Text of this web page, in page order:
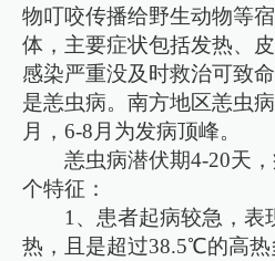
物叮咬传播给野生动物等
体，主要症状包括发热、
感染严重没及时救治可致
是恙虫病。南方地区恙虫
月，6-8月为发病顶峰。
恙虫病潜伏期4-20天
个特征：
1、患者起病较急，表
热，且是超过38.5℃的高